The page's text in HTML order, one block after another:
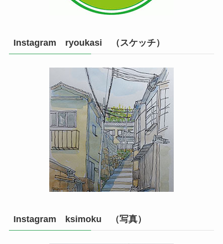
Instagram ryoukasi （スケッチ）
Instagram ksimoku （写真）